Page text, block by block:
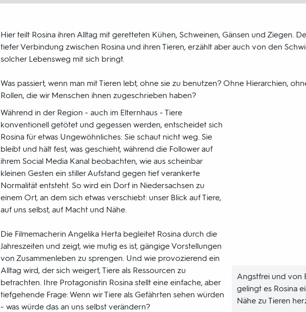
Hier teilt Rosina ihren Alltag mit geretteten Kühen, Schweinen, Gänsen und Ziegen.
tiefer Verbindung zwischen Rosina und ihren Tieren, erzählt aber auch von den
solcher Lebensweg mit sich bringt.
Was passiert, wenn man mit Tieren lebt, ohne sie zu benutzen? Ohne Hierarchien,
Rollen, die wir Menschen ihnen zugeschrieben haben?
Angstfrei und von
gelingt es Rosina
Nähe zu Tieren
Während in der Region - auch im Elternhaus - Tiere
konventionell getötet und gegessen werden, entscheidet sich
Rosina für etwas Ungewöhnliches: Sie schaut nicht weg. Sie
bleibt und hält fest, was geschieht, während die Follower auf
ihrem Social Media Kanal beobachten, wie aus scheinbar
kleinen Gesten ein stiller Aufstand gegen tief verankerte
Normalität entsteht. So wird ein Dorf in Niedersachsen zu
einem Ort, an dem sich etwas verschiebt: unser Blick auf Tiere,
auf uns selbst, auf Macht und Nähe.
Die Filmemacherin Angelika Herta begleitet Rosina durch die
Jahreszeiten und zeigt, wie mutig es ist, gängige Vorstellungen
von Zusammenleben zu sprengen. Und wie provozierend ein
Alltag wird, der sich weigert, Tiere als Ressourcen zu
betrachten. Ihre Protagonistin Rosina stellt eine einfache, aber
tiefgehende Frage: Wenn wir Tiere als Gefährten sehen würden
- was würde das an uns selbst verändern?